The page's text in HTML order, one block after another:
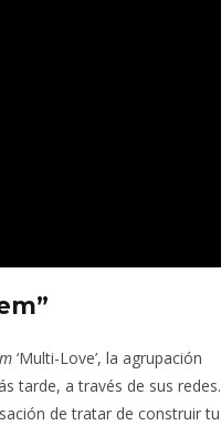
‘Multi-Love’, la agrupación
tarde, a través de sus redes.
de tratar de construir tu